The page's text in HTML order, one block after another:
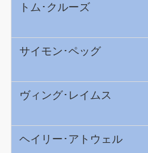
トム･クルーズ
サイモン･ペッグ
ヴィング･レイムス
ヘイリー･アトウェル